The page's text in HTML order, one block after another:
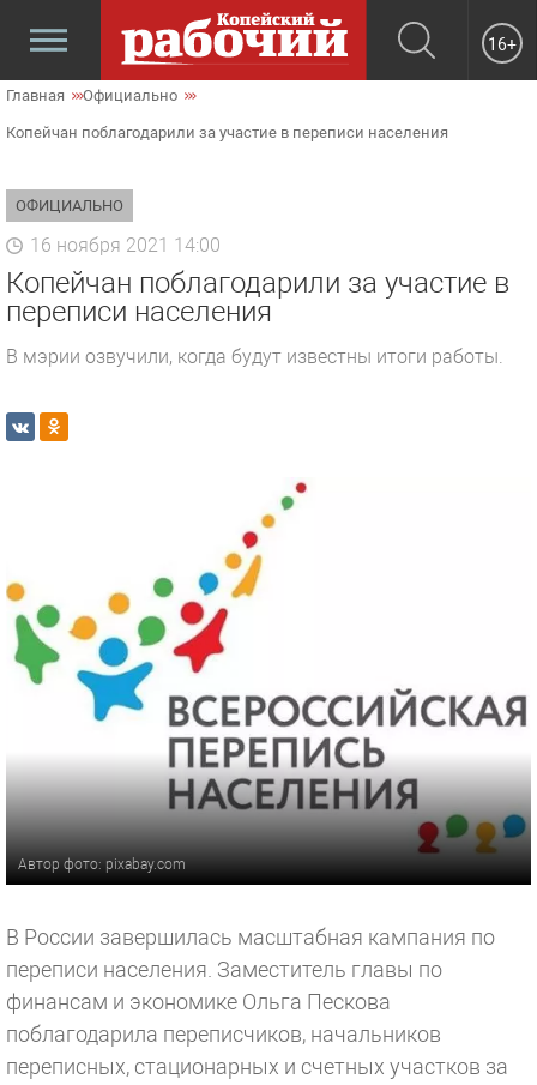
16+
Главная Официально
Копейчан поблагодарили за участие в переписи населения
ОФИЦИАЛЬНО
16 ноября 2021 14:00
Копейчан поблагодарили за участие в
переписи населения
В мэрии озвучили, когда будут известны итоги работы.
Автор фото: pixabay.com
В России завершилась масштабная кампания по
переписи населения. Заместитель главы по
финансам и экономике Ольга Пескова
поблагодарила переписчиков, начальников
переписных, стационарных и счетных участков за